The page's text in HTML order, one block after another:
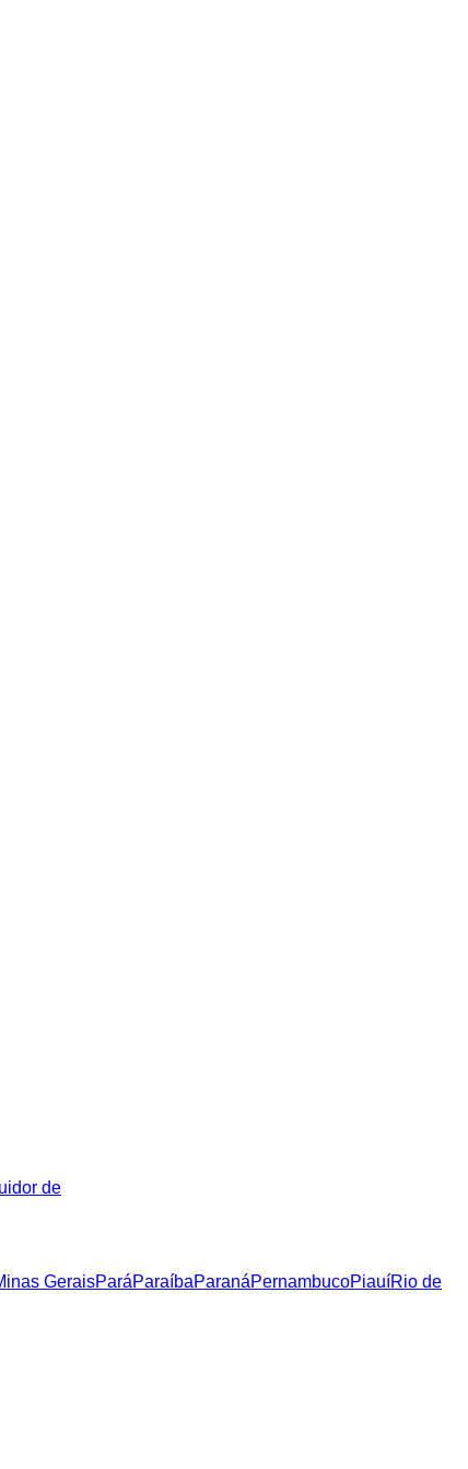
de
GeraisParáParaíbaParanáPernambucoPiauíRio de